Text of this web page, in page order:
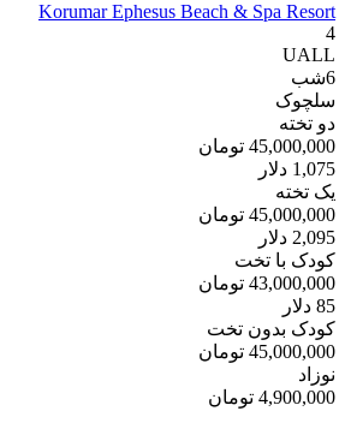
Korumar Ephesus Beach & Spa Resort
4
UALL
6شب
سلچوک
دو تخته
45,000,000 تومان
1,075 دلار
یک تخته
45,000,000 تومان
2,095 دلار
کودک با تخت
43,000,000 تومان
85 دلار
کودک بدون تخت
45,000,000 تومان
نوزاد
4,900,000 تومان